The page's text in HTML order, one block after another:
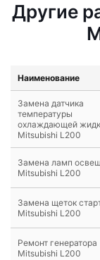
Другие
Наименование
Замена датчика
температуры
охлаждающей
Mitsubishi L200
Замена ламп
Mitsubishi L200
Замена щеток
Mitsubishi L200
Ремонт генератора
Mitsubishi L200